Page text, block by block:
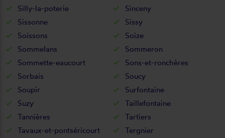
Silly-la-poterie
Sinceny
Sissonne
Sissy
Soissons
Soize
Sommelans
Sommeron
Sommette-eaucourt
Sons-et-ronchères
Sorbais
Soucy
Soupir
Surfontaine
Suzy
Taillefontaine
Tannières
Tartiers
Tavaux-et-pontséricourt
Tergnier